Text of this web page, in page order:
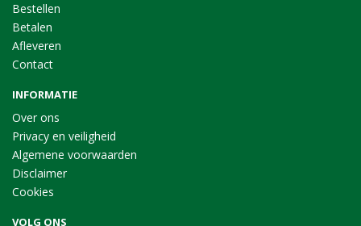
Bestellen
Betalen
Afleveren
Contact
INFORMATIE
Over ons
Privacy en veiligheid
Algemene voorwaarden
Disclaimer
Cookies
VOLG ONS